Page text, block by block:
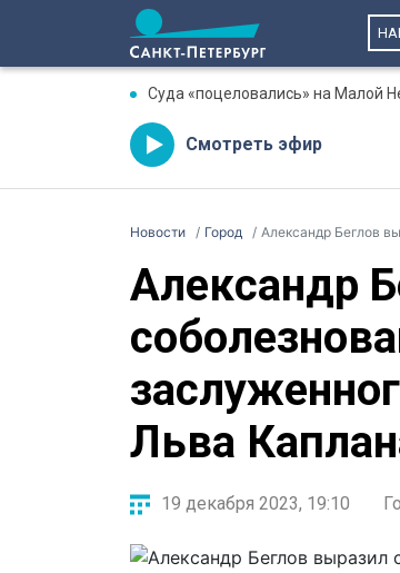
Суда «поцеловались» на Малой
Смотреть эфир
Новости Город Александр Беглов
Александр
Льва
19 декабря 2023, 19:10